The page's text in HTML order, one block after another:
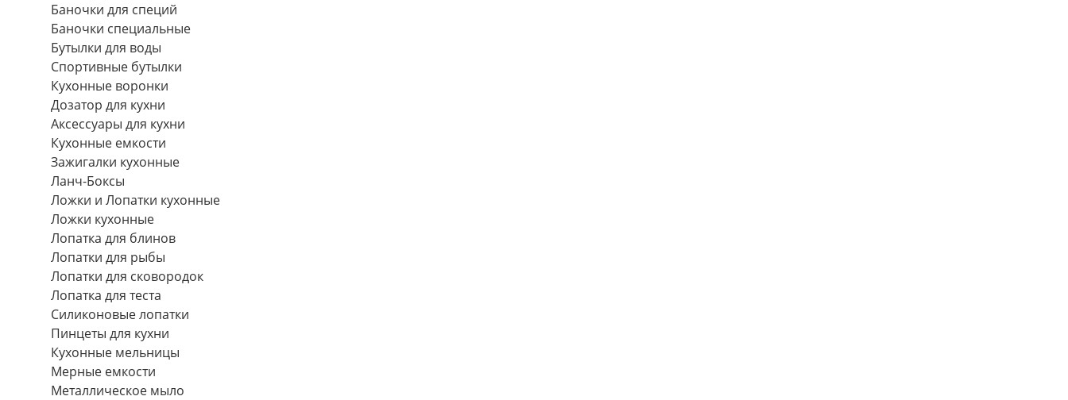
Баночки для специй
Баночки специальные
Бутылки для воды
Спортивные бутылки
Кухонные воронки
Дозатор для кухни
Аксессуары для кухни
Кухонные емкости
Зажигалки кухонные
Ланч-Боксы
Ложки и Лопатки кухонные
Ложки кухонные
Лопатка для блинов
Лопатки для рыбы
Лопатки для сковородок
Лопатка для теста
Силиконовые лопатки
Пинцеты для кухни
Кухонные мельницы
Мерные емкости
Металлическое мыло